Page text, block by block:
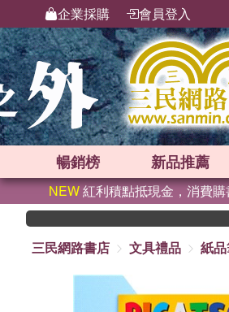
企業採購 會員登入
暢銷榜 新品推薦
NEW紅利積點抵現金，消費
三民網路書店
文具禮品 紙